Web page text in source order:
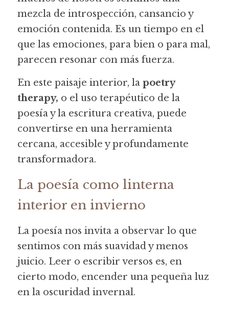
mezcla de introspección, cansancio y
emoción contenida. Es un tiempo en el
que las emociones, para bien o para mal,
parecen resonar con más fuerza.
En este paisaje interior, la poetry
therapy, o el uso terapéutico de la
poesía y la escritura creativa, puede
convertirse en una herramienta
cercana, accesible y profundamente
transformadora.
La poesía como linterna
interior en invierno
La poesía nos invita a observar lo que
sentimos con más suavidad y menos
juicio. Leer o escribir versos es, en
cierto modo, encender una pequeña luz
en la oscuridad invernal.